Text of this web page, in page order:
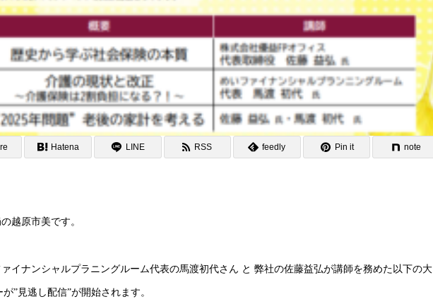
Hatena LINE RSS feedly Pin it note
越原市美です。
イナンシャルプラニングルーム代表の馬渡初代さん と 弊社の佐藤益弘が講師を務めた以下の大
”見逃し配信”が開始されます。